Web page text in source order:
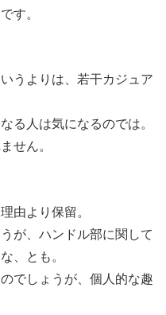
す。
うよりは、若干カジュア
る人は気になるのでは。
せん。
由より保留。
が、ハンドル部に関して
、とも。
でしょうが、個人的な趣